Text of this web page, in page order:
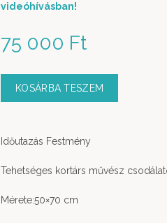
75 000 Ft
videóhívásban!
KOSÁRBA TESZEM
Időutazás Festmény
Tehetséges kortárs művész
Mérete:50×70 cm